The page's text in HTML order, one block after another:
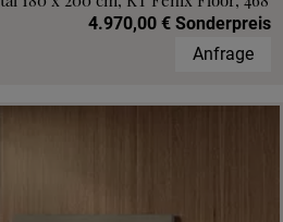
4.970,00 € Sonderpreis
Anfrage